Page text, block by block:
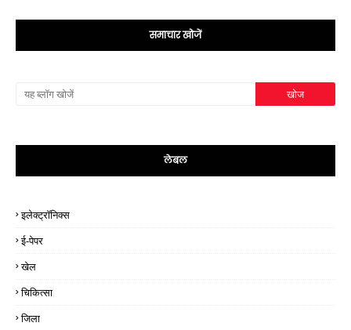
समाचार खोजें
लेबल
इलेक्ट्रॉनिक्स
ई-पेपर
खेल
चिकित्सा
जिला